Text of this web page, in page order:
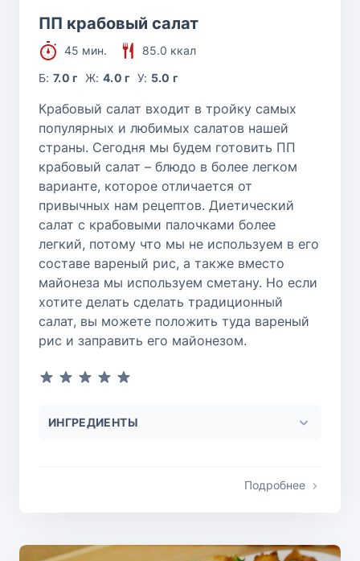
ПП крабовый салат
45 мин.
85.0 ккал
Б:7.0 г Ж: 4.0 г У: 5.0 г
Крабовый салат входит в тройку самых
популярных и любимых салатов нашей
страны. Сегодня мы будем готовить ПП
крабовый салат – блюдо в более легком
варианте, которое отличается от
привычных нам рецептов. Диетический
салат с крабовыми палочками более
легкий, потому что мы не используем в его
составе вареный рис, а также вместо
майонеза мы используем сметану. Но если
хотите делать сделать традиционный
салат, вы можете положить туда вареный
рис и заправить его майонезом.
ИНГРЕДИЕНТЫ
Подробнее